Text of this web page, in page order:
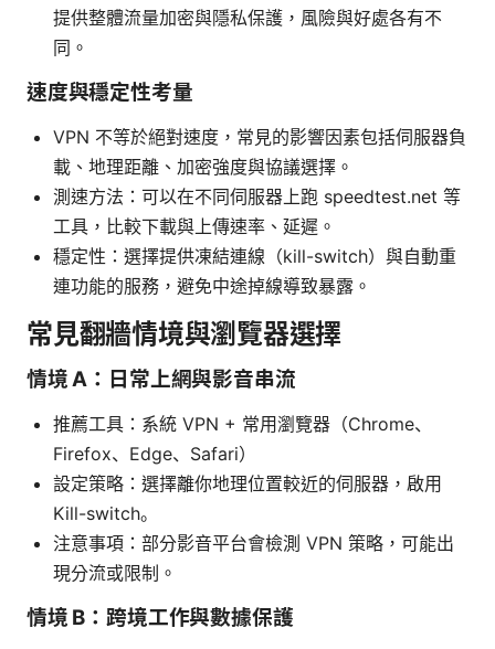
提供整體流量加密與隱私保護，風險與好處各有不
同。
速度與穩定性考量
VPN 不等於絕對速度，常見的影響因素包括伺服器負
載、地理距離、加密強度與協議選擇。
測速方法：可以在不同伺服器上跑 speedtest.net 等
工具，比較下載與上傳速率、延遲。
穩定性：選擇提供凍結連線（kill-switch）與自動重
連功能的服務，避免中途掉線導致暴露。
常見翻牆情境與瀏覽器選擇
情境 A：日常上網與影音串流
推薦工具：系統 VPN + 常用瀏覽器（Chrome、
Firefox、Edge、Safari）
設定策略：選擇離你地理位置較近的伺服器，啟用
Kill-switch。
注意事項：部分影音平台會檢測 VPN 策略，可能出
現分流或限制。
情境 B：跨境工作與數據保護